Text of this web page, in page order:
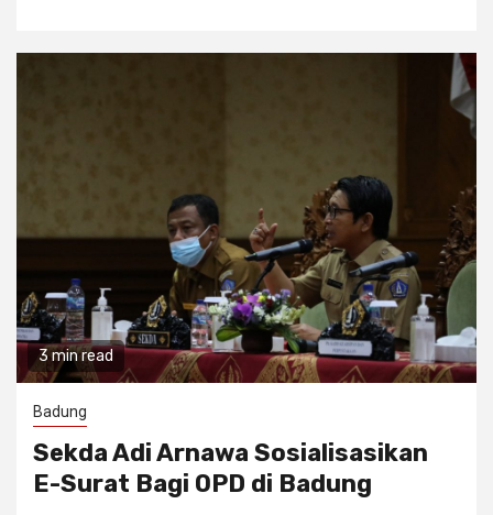
3 min read
Badung
Sekda Adi Arnawa Sosialisasikan
E-Surat Bagi OPD di Badung